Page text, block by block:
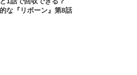
な『リボーン』第8話